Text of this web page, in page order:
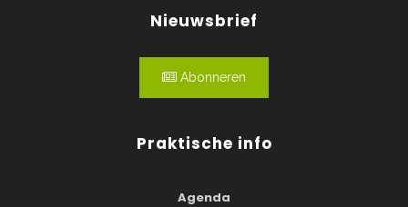
Nieuwsbrief
Abonneren
Praktische info
Agenda